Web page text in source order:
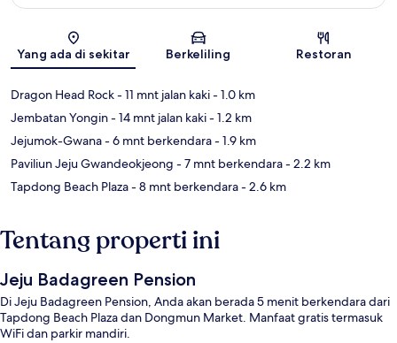
Peta
Yang ada di sekitar Berkeliling Restoran
Dragon Head Rock- 11 mnt jalan kaki- 1.0 km
Jembatan Yongin- 14 mnt jalan kaki- 1.2 km
Jejumok-Gwana- 6 mnt berkendara- 1.9 km
Paviliun Jeju Gwandeokjeong - 7 mnt berkendara- 2.2 km
Tapdong Beach Plaza- 8 mnt berkendara- 2.6 km
Tentang properti ini
Jeju Badagreen Pension
Di Jeju Badagreen Pension, Anda akan berada 5 menit berkendara dari
Tapdong Beach Plaza dan Dongmun Market. Manfaat gratis termasuk
WiFi dan parkir mandiri.